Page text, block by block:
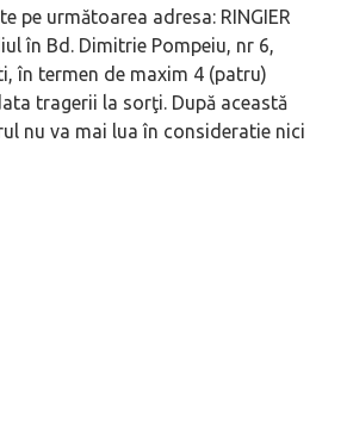
pe următoarea adresa: RINGIER
în Bd. Dimitrie Pompeiu, nr 6,
în termen de maxim 4 (patru)
tragerii la sorţi. După această
nu va mai lua în consideratie nici